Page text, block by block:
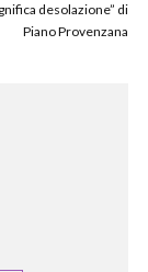
desolazione” di
Piano Provenzana